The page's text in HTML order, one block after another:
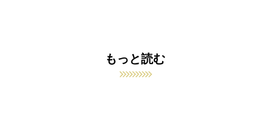
もっと読む